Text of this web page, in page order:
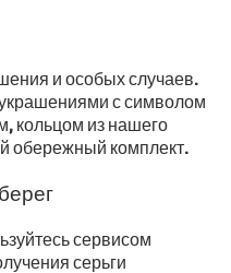
и особых случаев.
с символом
кольцом из нашего
обережный комплект.
сервисом
серьги